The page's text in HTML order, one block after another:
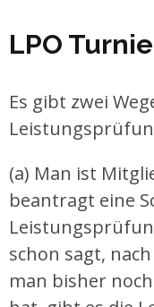
LPO
Es gibt zwei
(a) Man ist
beantragt eine
schon sagt,
man bisher